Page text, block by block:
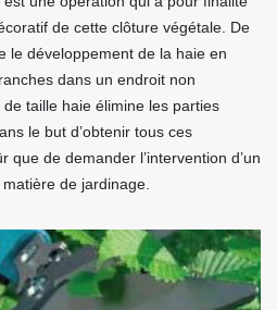
de cette clôture végétale. De
le développement de la haie en
dans un endroit non
taille haie élimine les parties
le but d’obtenir tous ces
que de demander l’intervention d’un
de jardinage.